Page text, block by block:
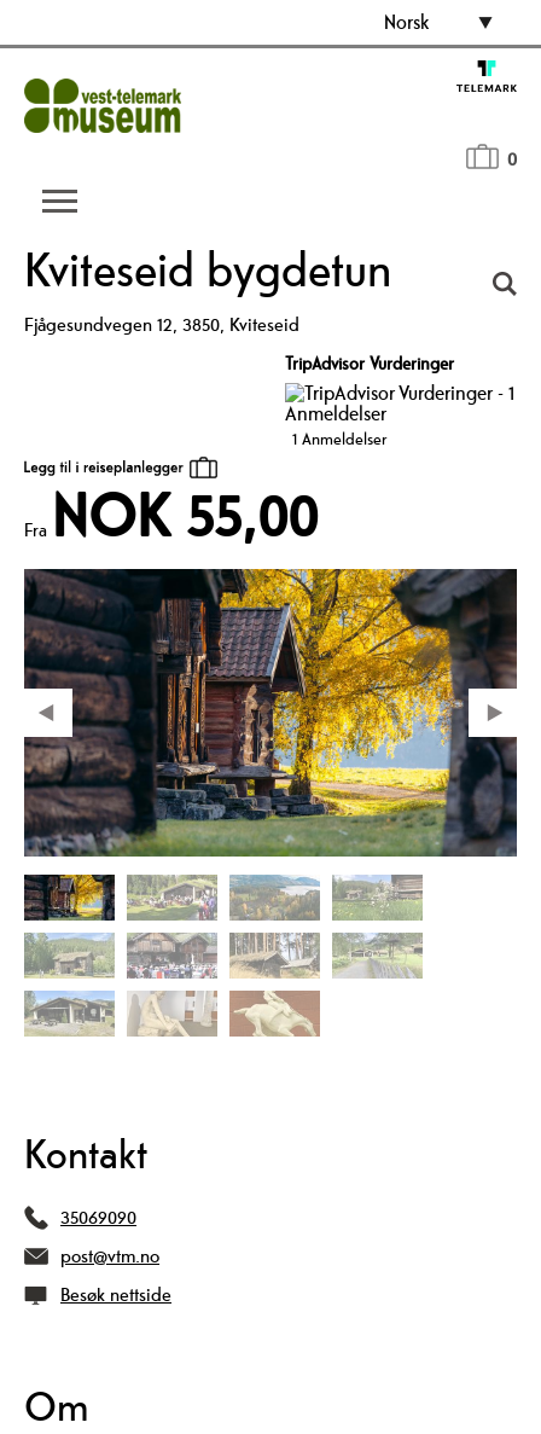
Norsk
0
Kviteseid bygdetun
Fjågesundvegen 12, 3850, Kviteseid
TripAdvisor Vurderinger
1 Anmeldelser
Fra NOK 55,00
Kontakt
35069090
post@vtm.no
Besøk nettside
Om